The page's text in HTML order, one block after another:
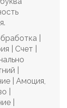
|
| Счет |
|
| Амоция,
|
|